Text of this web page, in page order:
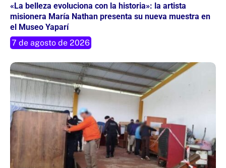
«La belleza evoluciona con la historia»: la artista
misionera María Nathan presenta su nueva muestra en
el Museo Yaparí
7 de agosto de 2026